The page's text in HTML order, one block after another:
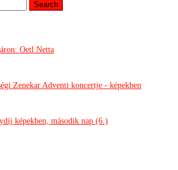
Oetl Netta
Zenekar Adventi koncertje - képekben
képekben, második nap (6.)